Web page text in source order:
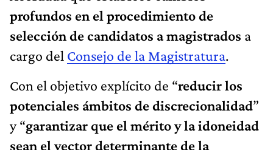
profundos en el procedimiento de
selección de candidatos a magistrados a
cargo del Consejo de la Magistratura.
Con el objetivo explícito de “reducir los
potenciales ámbitos de discrecionalidad”
y “garantizar que el mérito y la idoneidad
sean el vector determinante de la